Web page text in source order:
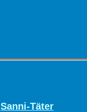
Sanni-Täter